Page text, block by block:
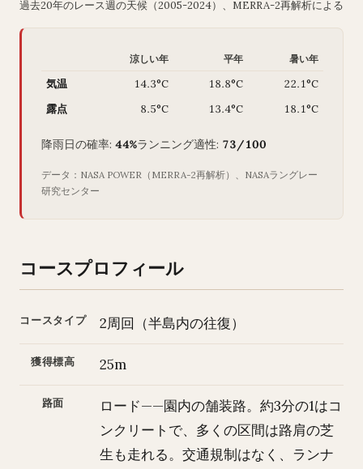
過去20年のレース週の天候（2005-2024）、MERRA-2再解析による
涼しい年 平年 暑い年
気温 14.3°C 18.8°C
22.1°C
露点
8.5°C 13.4°C 18.1°C
降雨日の確率: 44%ランニング適性: 73/100
データ：NASA POWER（MERRA-2再解析）、NASAラングレー
研究センター
コースプロフィール
コースタイプ 2周回（半島内の往復）
獲得標高 25m
路面
ロード——園内の舗装路。約3分の1はコ
ンクリートで、多くの区間は路肩の芝
生も走れる。交通規制はなく、ランナ